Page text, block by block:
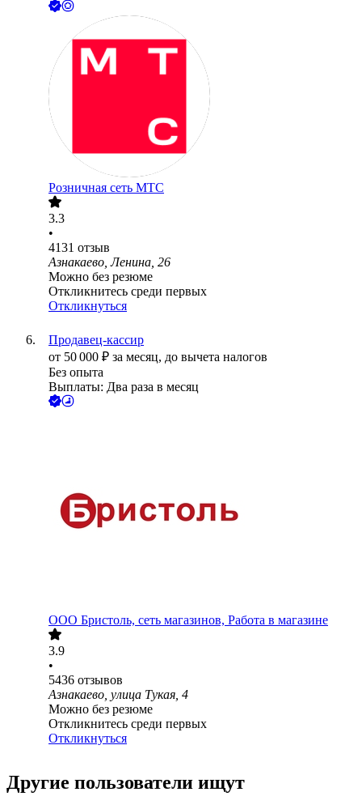
Розничная сеть МТС
3.3
•
4131 отзыв
Азнакаево, Ленина, 26
Можно без резюме
Откликнитесь среди первых
Откликнуться
Продавец-кассир
от 50 000 ₽ за месяц, до вычета налогов
Без опыта
Выплаты: Два раза в месяц
ООО Бристоль, сеть магазинов, Работа в магазине
3.9
•
5436 отзывов
Азнакаево, улица Тукая, 4
Можно без резюме
Откликнитесь среди первых
Откликнуться
Другие пользователи ищут